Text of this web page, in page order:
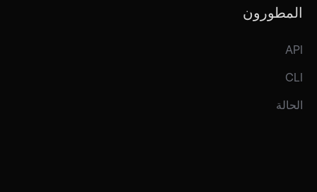
المطورون
API
CLI
الحالة